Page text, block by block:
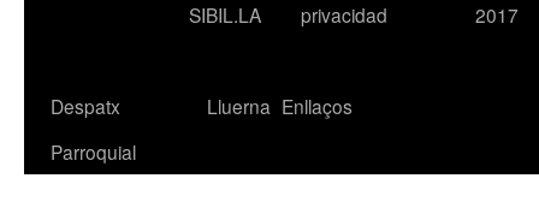
SIBIL.LA
privacidad
2017
Despatx
Parroquial
Lluerna Enllaços